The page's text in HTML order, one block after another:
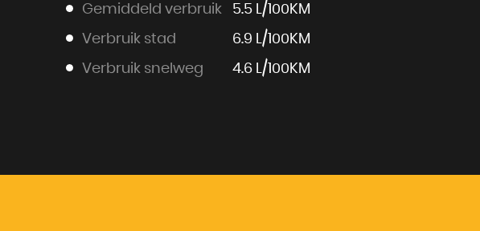
Gemiddeld verbruik 5.5 L/100KM
Verbruik stad 6.9 L/100KM
Verbruik snelweg 4.6 L/100KM